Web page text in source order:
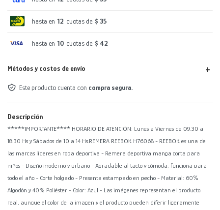
hasta en 12 cuotas de $ 35
hasta en 10 cuotas de $ 42
Métodos y costos de envío
Este producto cuenta con compra segura.
Descripción
*****IMPORTANTE**** HORARIO DE ATENCIÓN: Lunes a Viernes de 09.30 a
18.30 Hs y Sábados de 10 a 14 Hs.REMERA REEBOK H76068 - REEBOK es una de
las marcas líderes en ropa deportiva - Remera deportiva manga corta para
niños - Diseño moderno y urbano - Agradable al tacto y cómoda, funciona para
todo el año - Corte holgado - Presenta estampado en pecho - Material: 60%
Algodón y 40% Poliéster - Color: Azul - Las imágenes representan el producto
real, aunque el color de la imagen y el producto pueden diferir ligeramente